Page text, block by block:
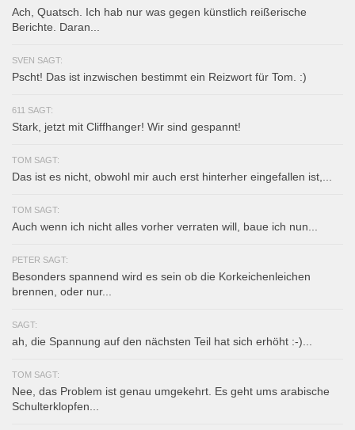
Ach, Quatsch. Ich hab nur was gegen künstlich reißerische
Berichte. Daran...
SVEN SAGT:
Pscht! Das ist inzwischen bestimmt ein Reizwort für Tom. :)
611 SAGT:
Stark, jetzt mit Cliffhanger! Wir sind gespannt!
TOM SAGT:
Das ist es nicht, obwohl mir auch erst hinterher eingefallen ist,...
TOM SAGT:
Auch wenn ich nicht alles vorher verraten will, baue ich nun...
PETER SAGT:
Besonders spannend wird es sein ob die Korkeichenleichen
brennen, oder nur...
SAGT:
ah, die Spannung auf den nächsten Teil hat sich erhöht :-)...
TOM SAGT:
Nee, das Problem ist genau umgekehrt. Es geht ums arabische
Schulterklopfen...